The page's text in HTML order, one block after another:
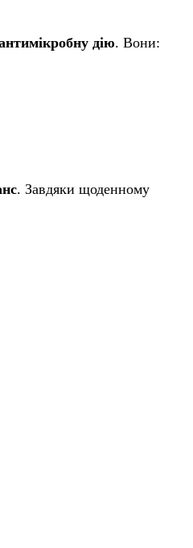
дію. Вони:
. Завдяки щоденному